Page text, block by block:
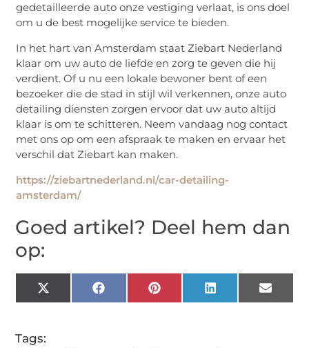
gedetailleerde auto onze vestiging verlaat, is ons doel
om u de best mogelijke service te bieden.
In het hart van Amsterdam staat Ziebart Nederland
klaar om uw auto de liefde en zorg te geven die hij
verdient. Of u nu een lokale bewoner bent of een
bezoeker die de stad in stijl wil verkennen, onze auto
detailing diensten zorgen ervoor dat uw auto altijd
klaar is om te schitteren. Neem vandaag nog contact
met ons op om een afspraak te maken en ervaar het
verschil dat Ziebart kan maken.
https://ziebartnederland.nl/car-detailing-
amsterdam/
Goed artikel? Deel hem dan
op:
X
(Twitter)
FacebookPinterestLinkedIn Email
Tags: